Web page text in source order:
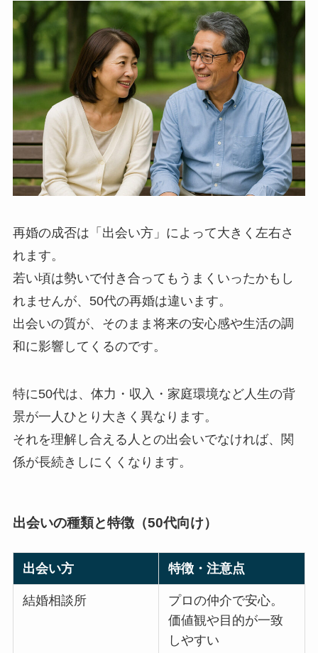
再婚の成否は「出会い方」によって大きく左右さ
れます。
若い頃は勢いで付き合ってもうまくいったかもし
れませんが、50代の再婚は違います。
出会いの質が、そのまま将来の安心感や生活の調
和に影響してくるのです。
特に50代は、体力・収入・家庭環境など人生の背
景が一人ひとり大きく異なります。
それを理解し合える人との出会いでなければ、関
係が長続きしにくくなります。
出会いの種類と特徴（50代向け）
出会い方 特徴・注意点
結婚相談所
プロの仲介で安心。
価値観や目的が一致
しやすい